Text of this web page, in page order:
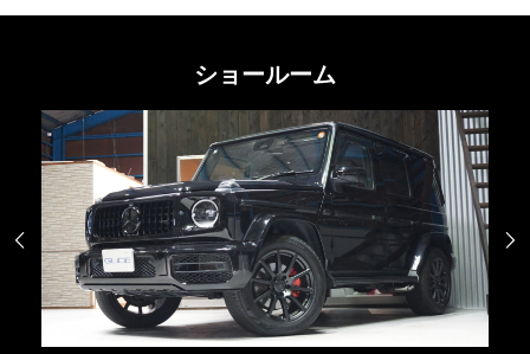
ショールーム
 